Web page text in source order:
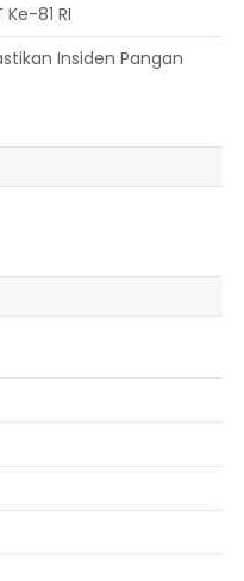
81 RI
Insiden Pangan